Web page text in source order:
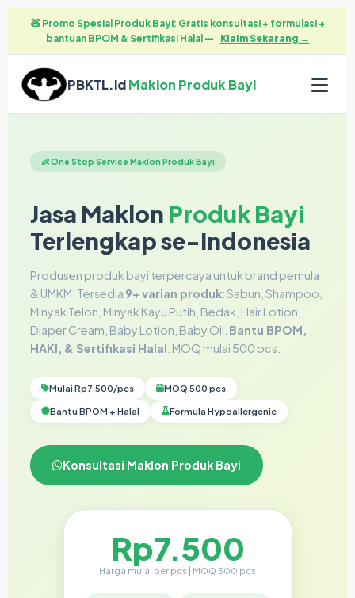
🧸 Promo Spesial Produk Bayi: Gratis konsultasi + formulasi +
bantuan BPOM & Sertifikasi Halal —
Klaim Sekarang →
PBKTL.idMaklon Produk Bayi
👶 One Stop Service Maklon Produk Bayi
Jasa Maklon Produk Bayi
Terlengkap se-Indonesia
Produsen produk bayi terpercaya untuk brand pemula
& UMKM. Tersedia 9+ varian produk: Sabun, Shampoo,
Minyak Telon, Minyak Kayu Putih, Bedak, Hair Lotion,
Diaper Cream, Baby Lotion, Baby Oil. Bantu BPOM,
HAKI, & Sertifikasi Halal . MOQ mulai 500 pcs.
Mulai Rp7.500/pcs MOQ 500 pcs
Bantu BPOM + Halal Formula Hypoallergenic
Konsultasi Maklon Produk Bayi
Rp7.500
Harga mulai per pcs | MOQ 500 pcs